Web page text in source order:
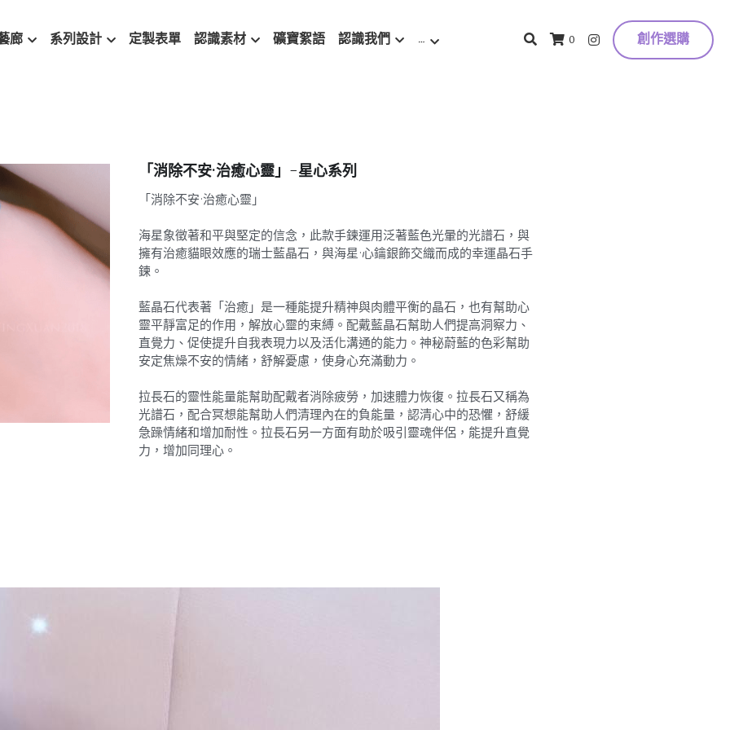
廊 系列設計 定製表單 認識素材 礦寶絮語 認識我們 … 0 創作選購
「消除不安·治癒心靈」-星心系列
「消除不安·治癒心靈」
海星象徵著和平與堅定的信念，此款手鍊運用泛著藍色光暈的光譜石，與
擁有治癒貓眼效應的瑞士藍晶石，與海星·心鑰銀飾交織而成的幸運晶石手
鍊。
藍晶石代表著「治癒」是一種能提升精神與肉體平衡的晶石，也有幫助心
靈平靜富足的作用，解放心靈的束縛。配戴藍晶石幫助人們提高洞察力、
直覺力、促使提升自我表現力以及活化溝通的能力。神秘蔚藍的色彩幫助
安定焦燥不安的情緒，舒解憂慮，使身心充滿動力。
拉長石的靈性能量能幫助配戴者消除疲勞，加速體力恢復。拉長石又稱為
光譜石，配合冥想能幫助人們清理內在的負能量，認清心中的恐懼，舒緩
急躁情緒和增加耐性。拉長石另一方面有助於吸引靈魂伴侶，能提升直覺
力，增加同理心。